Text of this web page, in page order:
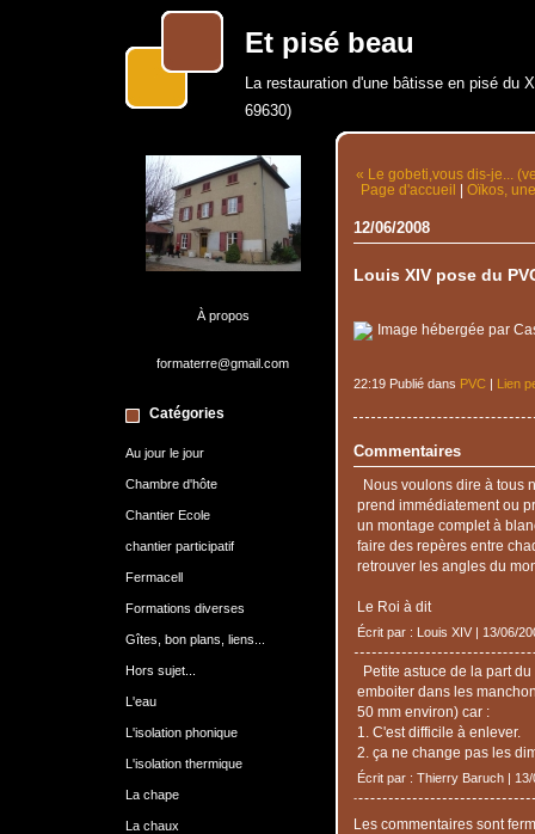
Et pisé beau
La restauration d'une bâtisse en pisé du
69630)
À propos
formaterre@gmail.com
Catégories
Au jour le jour
Chambre d'hôte
Chantier Ecole
chantier participatif
Fermacell
Formations diverses
Gîtes, bon plans, liens...
Hors sujet...
L'eau
L'isolation phonique
L'isolation thermique
La chape
La chaux
« Le gobeti,vous dis-je...
Page d'accueil | Oïkos,
12/06/2008
Louis XIV pose du
22:19 Publié dans PVC | Lien
Commentaires
Nous voulons dire à tous
prend immédiatement ou
un montage complet à
faire des repères entre
retrouver les angles du
Le Roi à dit
Écrit par : Louis XIV | 13/06/
Petite astuce de la part
emboiter dans les
50 mm environ) car :
1. C'est difficile à enlever.
2. ça ne change pas les
Écrit par : Thierry Baruch | 13/
Les commentaires sont